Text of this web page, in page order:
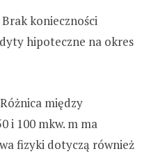
Brak konieczności
hipoteczne na okres
między
i 100 mkw. m ma
fizyki dotyczą również